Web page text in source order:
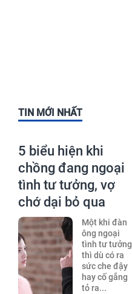
TIN MỚI NHẤT
5 biểu hiện khi
chồng đang ngoại
tình tư tưởng, vợ
chớ dại bỏ qua
Một khi đàn
ông ngoại
tình tư tưởng
thì dù có ra
sức che đậy
hay cố gắng
tỏ ra...